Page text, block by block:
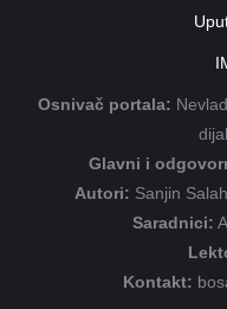
Osnivač portala:
Glavni i
Autori: Sanjin
Saradnici:
Kontakt: